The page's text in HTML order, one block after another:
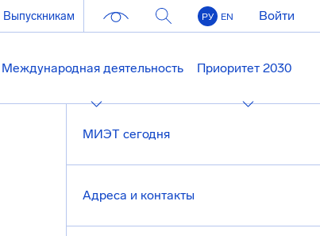
Выпускникам РУ EN Войти
Международная деятельность Приоритет 2030
МИЭТ сегодня
Адреса и контакты